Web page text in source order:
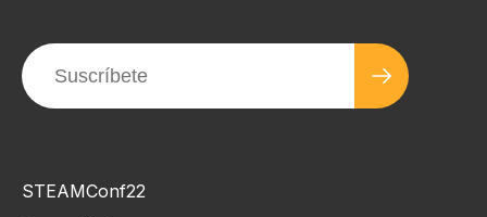
STEAMConf22